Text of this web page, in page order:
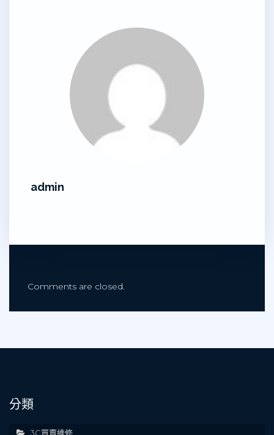
admin
Comments are closed.
分類
3C買賣維修